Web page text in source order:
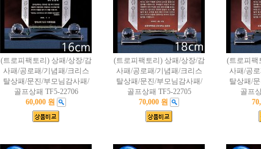
(트로피팩토리) 상패/상장/감
사패/공로패/기념패/크리스
탈상패/문진/부모님감사패/
골프상패 TF5-22706
60,000 원
(트로피팩토리) 상패/상장/감
사패/공로패/기념패/크리스
탈상패/문진/부모님감사패/
골프상패 TF5-22705
70,000 원
(트로피팩
사패/공
탈상패/
골프